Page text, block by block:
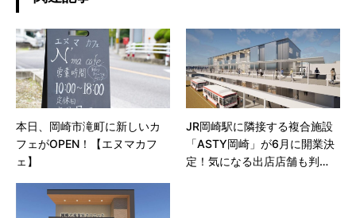
本日、岡崎市滝町に新しいカ
フェがOPEN！【エヌマカフ
ェ】
JR岡崎駅に隣接する複合施設
「ASTY岡崎」が6月に開業決
定！気になる出店店舗も判